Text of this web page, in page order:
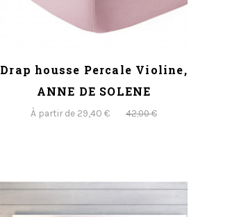
Drap housse Percale Violine,
ANNE DE SOLENE
À partir de 29,40 € 42,00 €